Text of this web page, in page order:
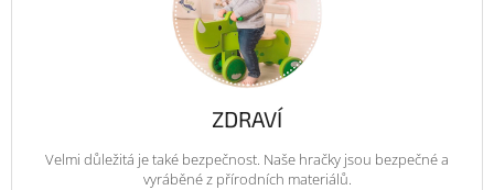
ZDRAVÍ
Velmi důležitá je také bezpečnost. Naše hračky jsou bezpečné a
vyráběné z přírodních materiálů.